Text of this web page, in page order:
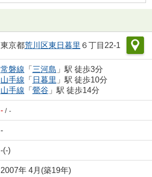
東京都荒川区東日暮里 ６丁目22-1
常磐線 「 三河島 」駅 徒歩3分
山手線 「 日暮里 」駅 徒歩10分
山手線 「 鶯谷 」駅 徒歩14分
-/ -
-
-(-)
2007年 4月(築19年)